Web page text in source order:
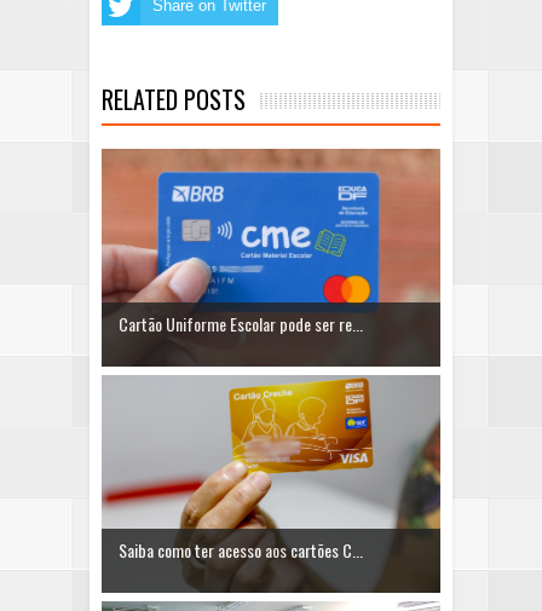
Share on Twitter
RELATED POSTS
Cartão Uniforme Escolar pode ser re...
Saiba como ter acesso aos cartões C...